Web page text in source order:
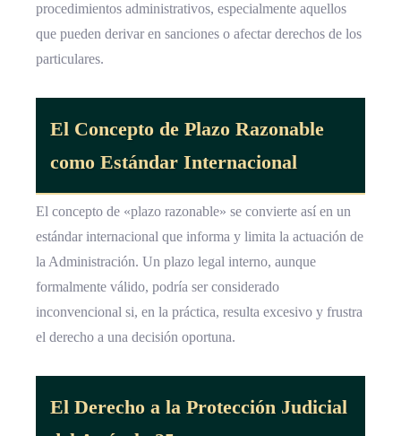
procedimientos administrativos, especialmente aquellos
que pueden derivar en sanciones o afectar derechos de los
particulares.
El Concepto de Plazo Razonable
como Estándar Internacional
El concepto de «plazo razonable» se convierte así en un
estándar internacional que informa y limita la actuación de
la Administración. Un plazo legal interno, aunque
formalmente válido, podría ser considerado
inconvencional si, en la práctica, resulta excesivo y frustra
el derecho a una decisión oportuna.
El Derecho a la Protección Judicial